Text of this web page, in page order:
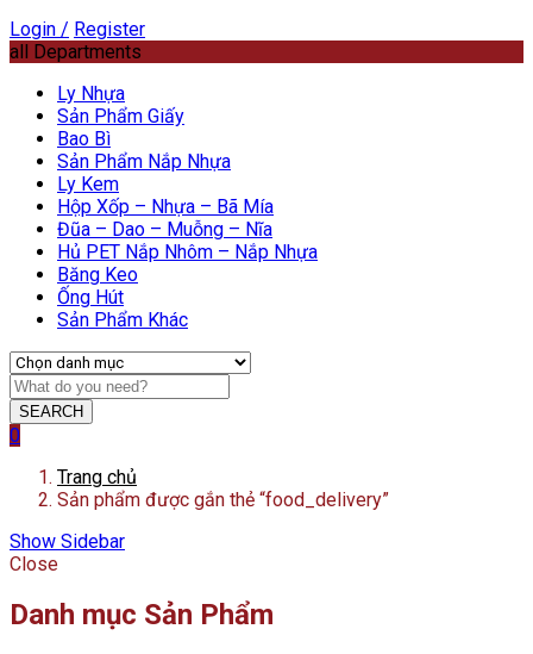
Login / Register
all Departments
Ly Nhựa
Sản Phẩm Giấy
Bao Bì
Sản Phẩm Nắp Nhựa
Ly Kem
Hộp Xốp – Nhựa – Bã Mía
Đũa – Dao – Muỗng – Nĩa
Hủ PET Nắp Nhôm – Nắp Nhựa
Băng Keo
Ống Hút
Sản Phẩm Khác
SEARCH
0
Trang chủ
Sản phẩm được gắn thẻ “food_delivery”
Show Sidebar
Close
Danh mục Sản Phẩm